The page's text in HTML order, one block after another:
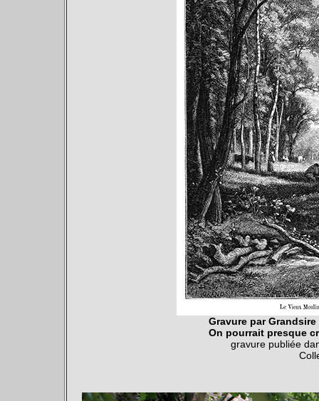
Gravure par
On pourrait presque
gravure publiée